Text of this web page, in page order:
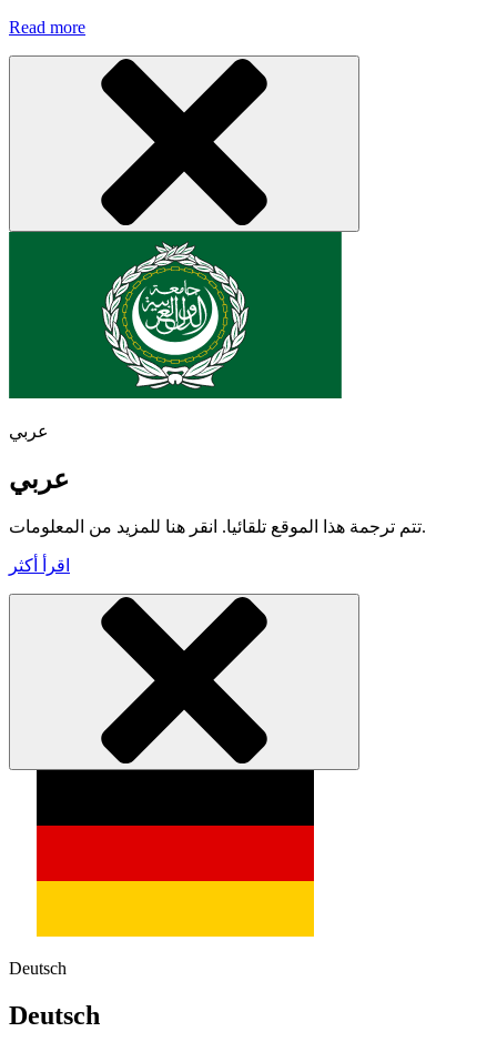
Read more
عربي
عربي
تتم ترجمة هذا الموقع تلقائيا. انقر هنا للمزيد من المعلومات.
اقرأ أكثر
Deutsch
Deutsch